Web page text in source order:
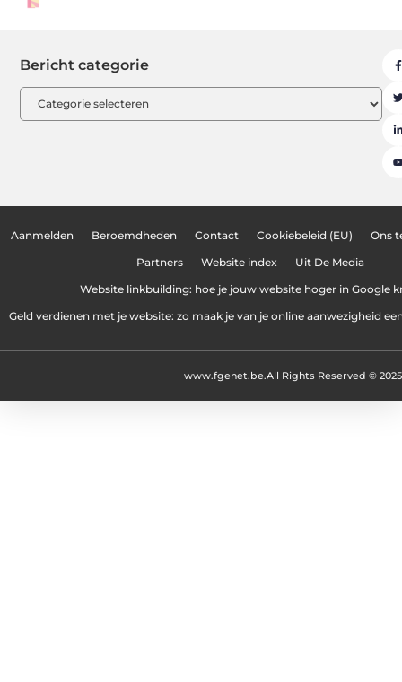
Bericht categorie
Aanmelden Beroemdheden Contact Cookiebeleid (EU) Ons
Partners Website index Uit De Media
Website linkbuilding: hoe je jouw website hoger in Google
Geld verdienen met je website: zo maak je van je online aanwezigheid
All Rights Reserved © 2025
www.fgenet.be.